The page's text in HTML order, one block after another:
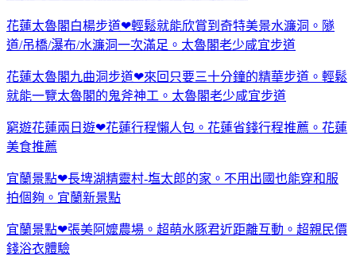
花蓮太魯閣白楊步道❤輕鬆就能欣賞到奇特美景水濂洞。隧
道/吊橋/瀑布/水濂洞一次滿足。太魯閣老少咸宜步道
花蓮太魯閣九曲洞步道❤來回只要三十分鐘的精華步道。輕鬆
就能一覽太魯閣的鬼斧神工。太魯閣老少咸宜步道
窮遊花蓮兩日遊❤花蓮行程懶人包。花蓮省錢行程推薦。花蓮
美食推薦
宜蘭景點❤長埤湖精靈村-塩太郎的家。不用出國也能穿和服
拍個夠。宜蘭新景點
宜蘭景點❤張美阿嬤農場。超萌水豚君近距離互動。超親民價
錢浴衣體驗